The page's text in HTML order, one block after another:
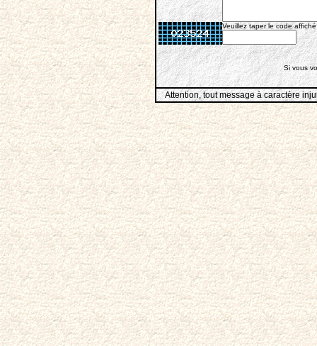
Veuillez taper le code
Si vous
Attention, tout message à caractère